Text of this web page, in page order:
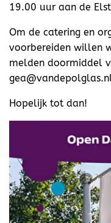
19.00 uur aan de
Om de catering en
voorbereiden willen
melden doormiddel
Hopelijk tot dan!